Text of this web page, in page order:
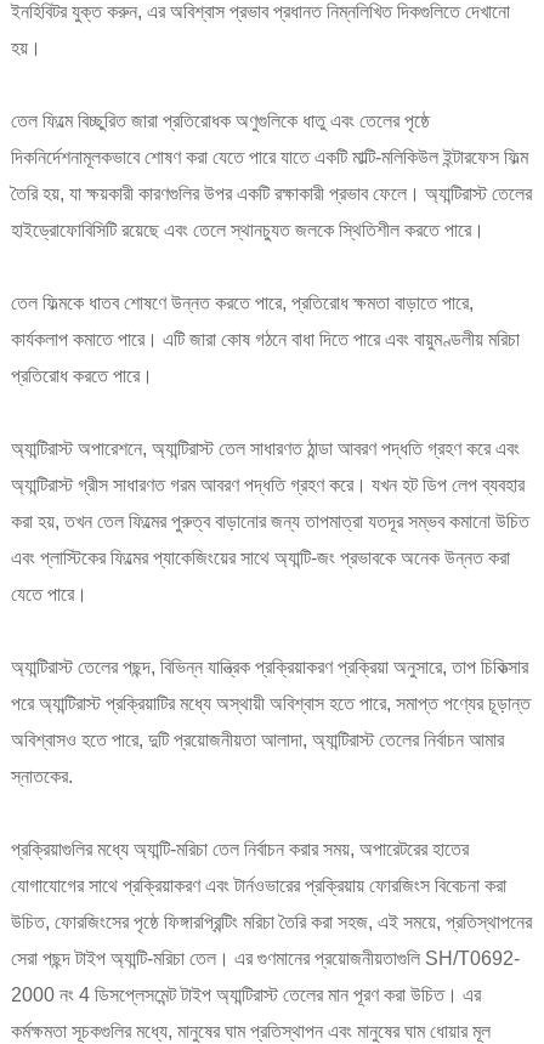
ইনহিবিটর যুক্ত করুন, এর অবিশ্বাস প্রভাব প্রধানত নিম্নলিখিত দিকগুলিতে দেখানো
হয়।
তেল ফিল্মে বিচ্ছুরিত জারা প্রতিরোধক অণুগুলিকে ধাতু এবং তেলের পৃষ্ঠে
দিকনির্দেশনামূলকভাবে শোষণ করা যেতে পারে যাতে একটি মাল্টি-মলিকিউল ইন্টারফেস ফিল্ম
তৈরি হয়, যা ক্ষয়কারী কারণগুলির উপর একটি রক্ষাকারী প্রভাব ফেলে। অ্যান্টিরাস্ট তেলের
হাইড্রোফোবিসিটি রয়েছে এবং তেলে স্থানচ্যুত জলকে স্থিতিশীল করতে পারে।
তেল ফিল্মকে ধাতব শোষণে উন্নত করতে পারে, প্রতিরোধ ক্ষমতা বাড়াতে পারে,
কার্যকলাপ কমাতে পারে। এটি জারা কোষ গঠনে বাধা দিতে পারে এবং বায়ুমণ্ডলীয় মরিচা
প্রতিরোধ করতে পারে।
অ্যান্টিরাস্ট অপারেশনে, অ্যান্টিরাস্ট তেল সাধারণত ঠান্ডা আবরণ পদ্ধতি গ্রহণ করে এবং
অ্যান্টিরাস্ট গ্রীস সাধারণত গরম আবরণ পদ্ধতি গ্রহণ করে। যখন হট ডিপ লেপ ব্যবহার
করা হয়, তখন তেল ফিল্মের পুরুত্ব বাড়ানোর জন্য তাপমাত্রা যতদূর সম্ভব কমানো উচিত
এবং প্লাস্টিকের ফিল্মের প্যাকেজিংয়ের সাথে অ্যান্টি-জং প্রভাবকে অনেক উন্নত করা
যেতে পারে।
অ্যান্টিরাস্ট তেলের পছন্দ, বিভিন্ন যান্ত্রিক প্রক্রিয়াকরণ প্রক্রিয়া অনুসারে, তাপ চিকিত্সার
পরে অ্যান্টিরাস্ট প্রক্রিয়াটির মধ্যে অস্থায়ী অবিশ্বাস হতে পারে, সমাপ্ত পণ্যের চূড়ান্ত
অবিশ্বাসও হতে পারে, দুটি প্রয়োজনীয়তা আলাদা, অ্যান্টিরাস্ট তেলের নির্বাচন আমার
স্নাতকের.
প্রক্রিয়াগুলির মধ্যে অ্যান্টি-মরিচা তেল নির্বাচন করার সময়, অপারেটরের হাতের
যোগাযোগের সাথে প্রক্রিয়াকরণ এবং টার্নওভারের প্রক্রিয়ায় ফোরজিংস বিবেচনা করা
উচিত, ফোরজিংসের পৃষ্ঠে ফিঙ্গারপ্রিন্টিং মরিচা তৈরি করা সহজ, এই সময়ে, প্রতিস্থাপনের
সেরা পছন্দ টাইপ অ্যান্টি-মরিচা তেল। এর গুণমানের প্রয়োজনীয়তাগুলি SH/T0692-
2000 নং 4 ডিসপ্লেসমেন্ট টাইপ অ্যান্টিরাস্ট তেলের মান পূরণ করা উচিত। এর
কর্মক্ষমতা সূচকগুলির মধ্যে, মানুষের ঘাম প্রতিস্থাপন এবং মানুষের ঘাম ধোয়ার মূল